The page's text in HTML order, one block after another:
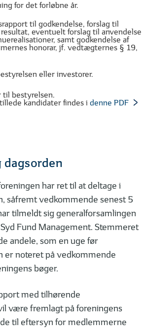
for det forløbne år.
til godkendelse, forslag til
eventuelt forslag til anvendelse
samt godkendelse af
honorar, jf. vedtægternes § 19,
eller investorer.
til bestyrelsen.
kandidater findes i denne PDF
har ret til at deltage i
såfremt vedkommende senest 5
tilmeldt sig generalforsamlingen
Fund Management. Stemmeret
andele, som en uge før
er noteret på vedkommende
bøger.
med tilhørende
være fremlagt på foreningens
til eftersyn for medlemmerne